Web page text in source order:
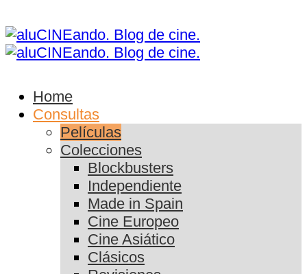
Home
Consultas
Películas
Colecciones
Blockbusters
Independiente
Made in Spain
Cine Europeo
Cine Asiático
Clásicos